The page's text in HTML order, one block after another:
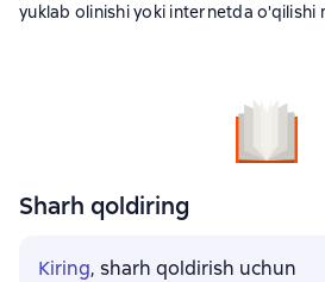
yuklab olinishi yoki internetda o'qilishi
Sharh qoldiring
Kiring, sharh qoldirish uchun